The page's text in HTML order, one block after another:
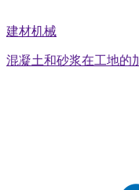
建材机械
混凝土和砂浆在工地的